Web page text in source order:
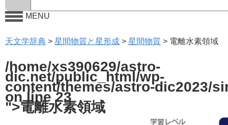
MENU
天文学辞典 > 星間物質と星形成 > 星間物質 > 電離水素領域
/home/xs390629/astro-
dic.net/public_html/wp-
content/themes/astro-dic2023/
on line23
">電離水素領域